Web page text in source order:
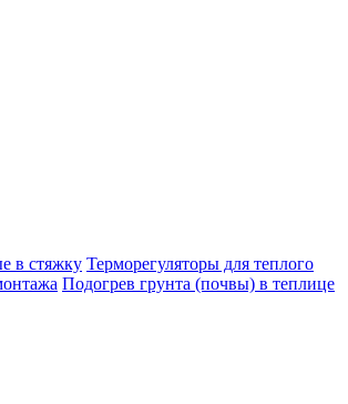
в стяжку Терморегуляторы для теплого
Подогрев грунта (почвы) в теплице